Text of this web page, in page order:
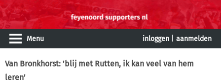
Menu inloggen aanmelden
Van Bronkhorst: 'blij met Rutten, ik kan veel van hem
leren'